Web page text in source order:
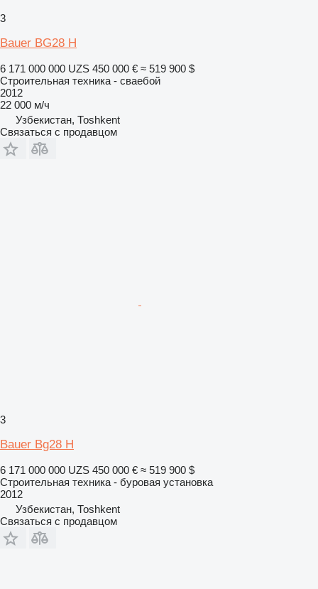
3
Bauer BG28 H
6 171 000 000 UZS 450 000 € ≈ 519 900 $
Строительная техника - сваебой
2012
22 000 м/ч
Узбекистан, Тоshkent
Связаться с продавцом
3
Bauer Bg28 H
6 171 000 000 UZS 450 000 € ≈ 519 900 $
Строительная техника - буровая установка
2012
Узбекистан, Тоshkent
Связаться с продавцом